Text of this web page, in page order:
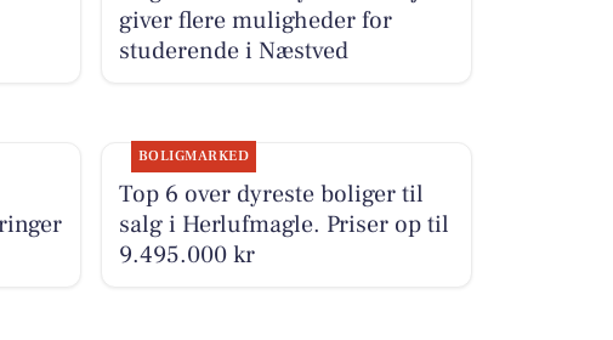
giver flere muligheder for
studerende i Næstved
BOLIGMARKED
Top 6 over dyreste boliger til
salg i Herlufmagle. Priser op til
9.495.000 kr